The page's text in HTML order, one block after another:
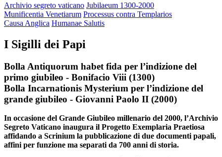
Archivio segreto vaticano Jubilaeum 1300-2000
Munificentia Venetiarum Processus contra Templarios
Causa Anglica Humanae Salutis
I Sigilli dei Papi
Bolla Antiquorum habet fida per l’indizione del
primo giubileo - Bonifacio Viii (1300)
Bolla Incarnationis Mysterium per l’indizione del
grande giubileo - Giovanni Paolo II (2000)
In occasione del Grande Giubileo millenario del 2000, l’Archivio
Segreto Vaticano inaugura il Progetto Exemplaria Praetiosa
affidando a Scrinium la pubblicazione di due documenti papali,
affini per funzione ma separati da 700 anni di storia.